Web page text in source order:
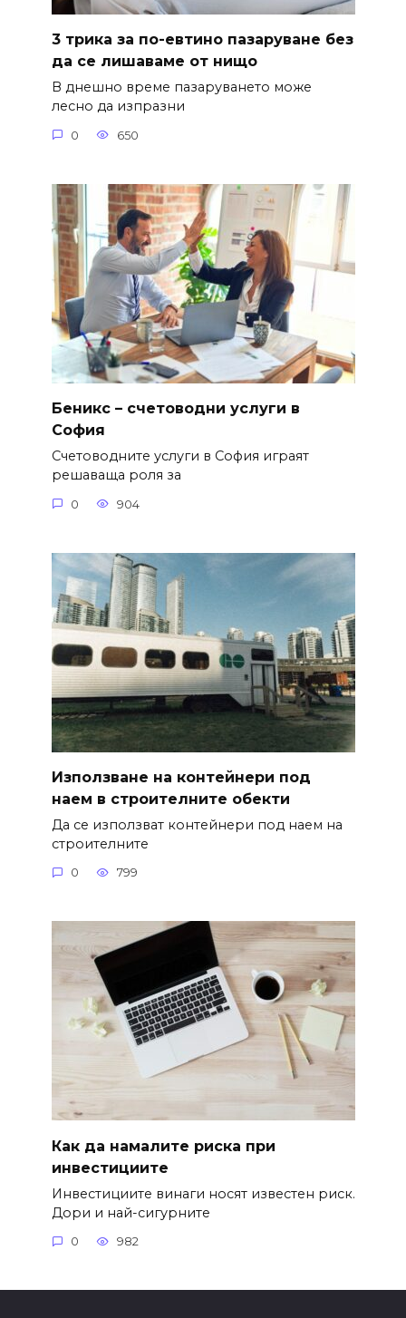
3 трика за по-евтино пазаруване без
да се лишаваме от нищо
В днешно време пазаруването може
лесно да изпразни
0 650
Беникс – счетоводни услуги в
София
Счетоводните услуги в София играят
решаваща роля за
0 904
Използване на контейнери под
наем в строителните обекти
Да се използват контейнери под наем на
строителните
0 799
Как да намалите риска при
инвестициите
Инвестициите винаги носят известен риск.
Дори и най-сигурните
0 982